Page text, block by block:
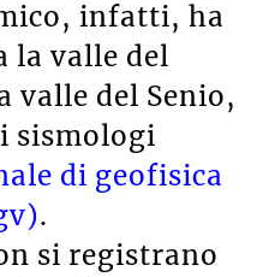
infatti, ha
la valle del
valle del Senio,
sismologi
di geofisica
.
si registrano